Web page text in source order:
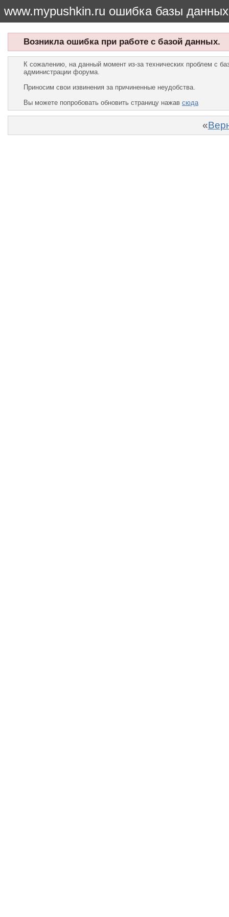
www.mypushkin.ru ошибка базы данных
Возникла ошибка при работе с базой данных.
К сожалению, на данный момент из-за технических проблем с
администрации форума.
Приносим свои извинения за причиненные неудобства.
Вы можете попробовать обновить страницу нажав сюда
«